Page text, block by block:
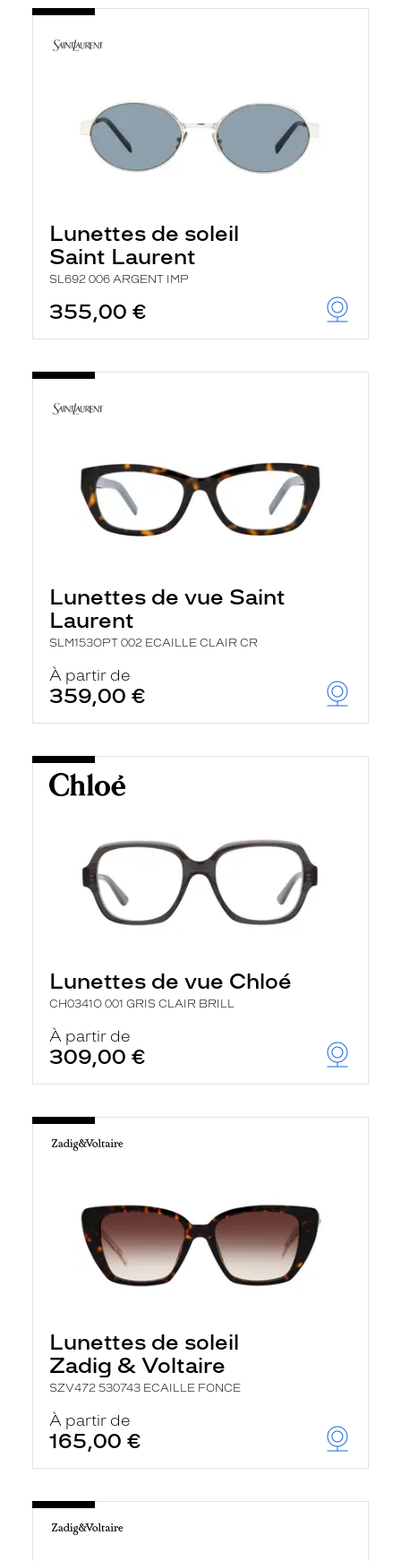
Lunettes de soleil
Saint Laurent
SL692 006 ARGENT IMP
355,00 €
Lunettes de vue Saint
Laurent
SLM153OPT 002 ECAILLE CLAIR CR
À partir de
359,00 €
Lunettes de vue Chloé
CH0341O 001 GRIS CLAIR BRILL
À partir de
309,00 €
Lunettes de soleil
Zadig & Voltaire
SZV472 530743 ECAILLE FONCE
À partir de
165,00 €